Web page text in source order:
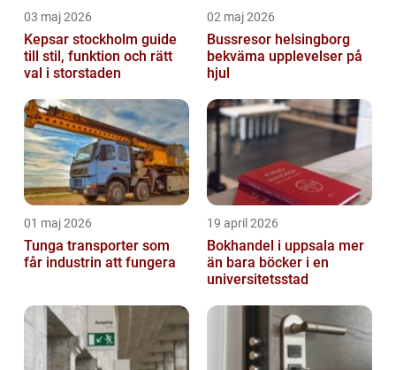
03 maj 2026
Kepsar stockholm guide
till stil, funktion och rätt
val i storstaden
02 maj 2026
Bussresor helsingborg
bekväma upplevelser på
hjul
01 maj 2026
Tunga transporter som
får industrin att fungera
19 april 2026
Bokhandel i uppsala mer
än bara böcker i en
universitetsstad